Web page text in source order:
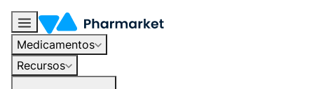
Medicamentos
Recursos